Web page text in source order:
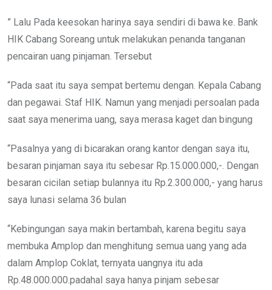
” Lalu Pada keesokan harinya saya sendiri di bawa ke. Bank
HIK Cabang Soreang untuk melakukan penanda tanganan
pencairan uang pinjaman. Tersebut
“Pada saat itu saya sempat bertemu dengan. Kepala Cabang
dan pegawai. Staf HIK. Namun yang menjadi persoalan pada
saat saya menerima uang, saya merasa kaget dan bingung
“Pasalnya yang di bicarakan orang kantor dengan saya itu,
besaran pinjaman saya itu sebesar Rp.15.000.000,-. Dengan
besaran cicilan setiap bulannya itu Rp.2.300.000,- yang harus
saya lunasi selama 36 bulan
“Kebingungan saya makin bertambah, karena begitu saya
membuka Amplop dan menghitung semua uang yang ada
dalam Amplop Coklat, ternyata uangnya itu ada
Rp.48.000.000.padahal saya hanya pinjam sebesar